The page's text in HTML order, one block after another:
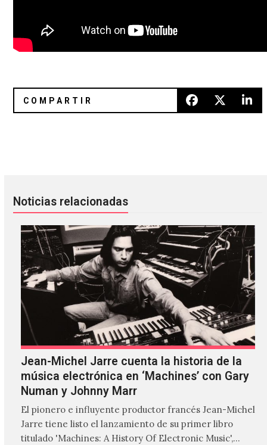
Noticias relacionadas
Jean-Michel Jarre cuenta la historia de la
música electrónica en ‘Machines’ con Gary
Numan y Johnny Marr
El pionero e influyente productor francés Jean-Michel
Jarre tiene listo el lanzamiento de su primer libro
titulado 'Machines: A History Of Electronic Music',